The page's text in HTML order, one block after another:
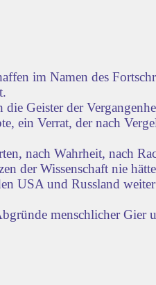
im Namen des
Geister der
ein Verrat, der nach
nach Wahrheit, nach
der Wissenschaft nie
USA und Russland
menschlicher Gier